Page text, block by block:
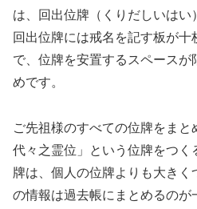
は、回出位牌（くりだしいはい
回出位牌には戒名を記す板が
で、位牌を安置するスペース
めです。
ご先祖様のすべての位牌をま
代々之霊位」という位牌をつく
牌は、個人の位牌よりも大きく
の情報は過去帳にまとめるのが